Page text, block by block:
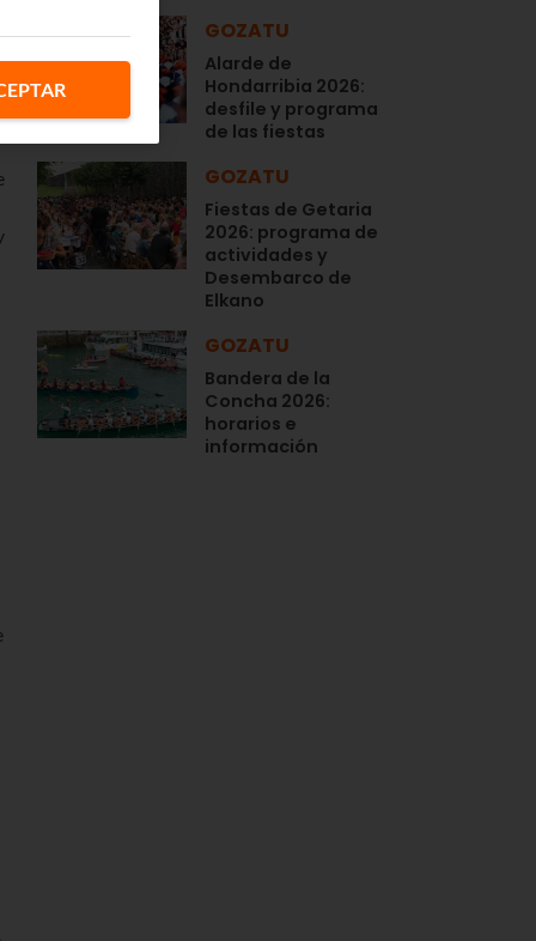
GOZATU
Alarde de
Hondarribia 2026:
desfile y programa
de las fiestas
GOZATU
Fiestas de Getaria
2026: programa de
actividades y
Desembarco de
Elkano
GOZATU
Bandera de la
Concha 2026:
horarios e
información